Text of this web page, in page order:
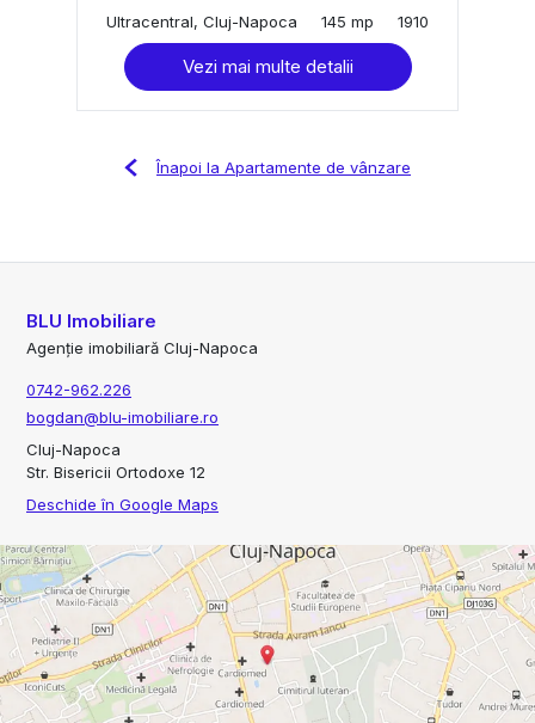
Ultracentral, Cluj-Napoca
145 mp 1910
Vezi mai multe detalii
Înapoi la Apartamente de vânzare
BLU Imobiliare
Agenție imobiliară Cluj-Napoca
0742-962.226
bogdan@blu-imobiliare.ro
Cluj-Napoca
Str. Bisericii Ortodoxe 12
Deschide în Google Maps